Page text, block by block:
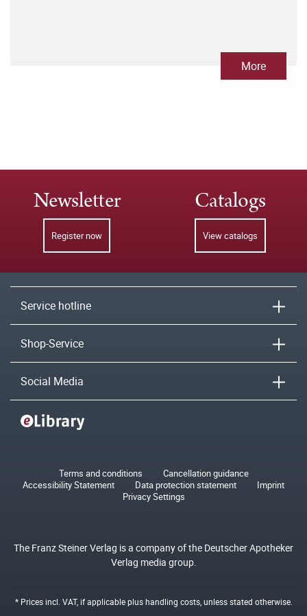
More
Newsletter
Register now
Catalogs
View catalogs
Service hotline
Shop-Service
Social Media
Terms and conditions
Cancellation guidance
Accessibility Statement
Data protection statement
Imprint
Privacy Settings
The Franz Steiner Verlag is a company of the Deutscher Apotheker
Verlag media group.
* Prices incl. VAT, if applicable plushandling costs, unless stated otherwise.